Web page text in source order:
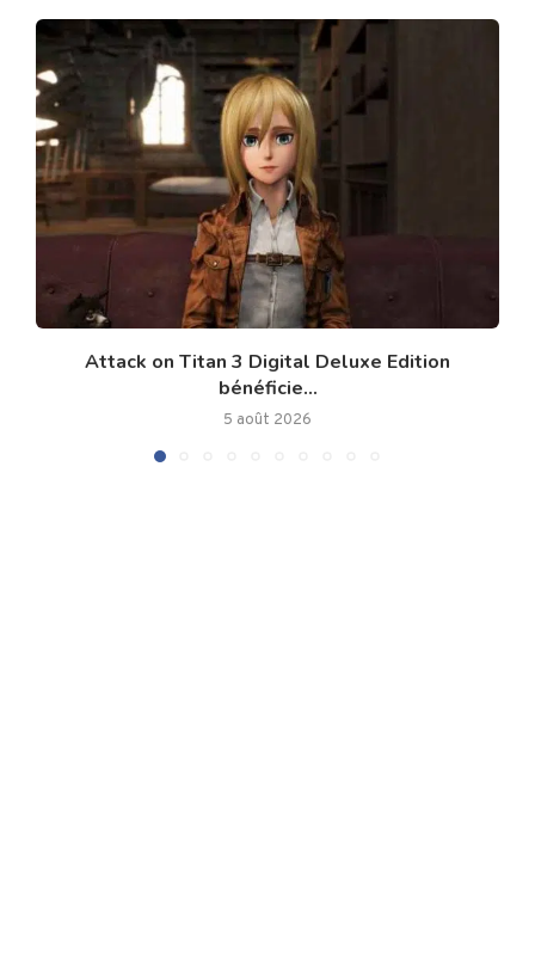
Attack on Titan 3 Digital Deluxe Edition
bénéficie...
5 août 2026